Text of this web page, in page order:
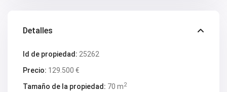
Detalles
Id de propiedad: 25262
Precio: 129.500 €
Tamaño de la propiedad: 70 m2